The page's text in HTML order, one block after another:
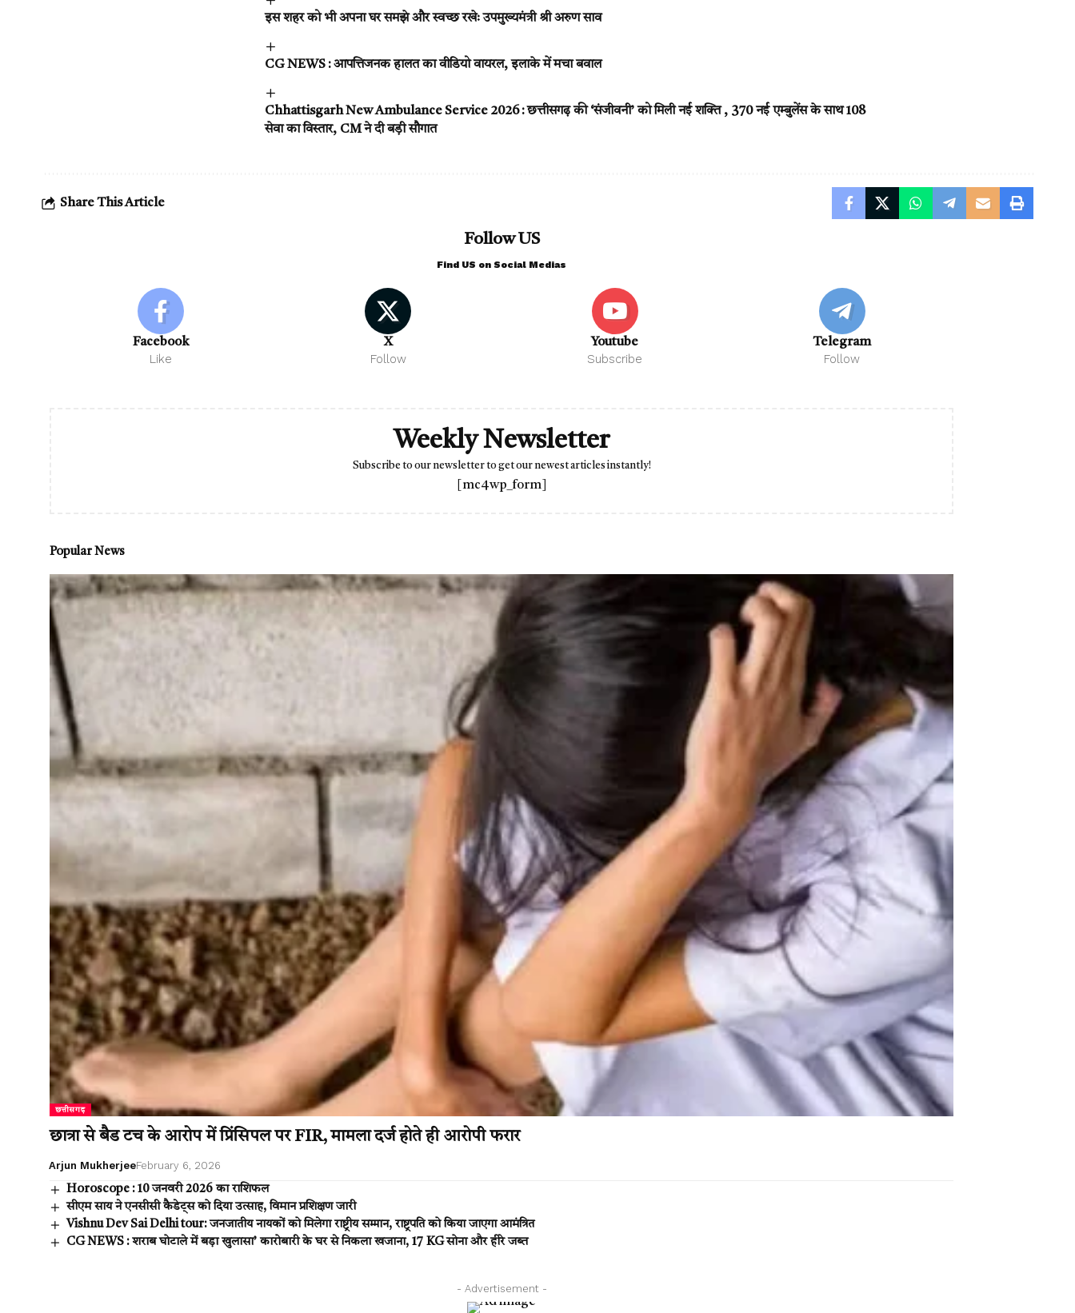
इस शहर को भी अपना घर समझे और स्वच्छ रखेः उपमुख्यमंत्री श्री अरुण साव
CG NEWS : आपत्तिजनक हालत का वीडियो वायरल, इलाके में मचा बवाल
Chhattisgarh New Ambulance Service 2026 : छत्तीसगढ़ की ‘संजीवनी’ को मिली नई शक्ति , 370 नई एम्बुलेंस के साथ 108
सेवा का विस्तार, CM ने दी बड़ी सौगात
Share This Article
Follow US
Find US on Social Medias
Facebook
Like
X
Follow
Youtube
Subscribe
Telegram
Follow
Weekly Newsletter
Subscribe to our newsletter to get our newest articles instantly!
[mc4wp_form]
Popular News
छत्तीसगढ़
छात्रा से बैड टच के आरोप में प्रिंसिपल पर FIR, मामला दर्ज होते ही आरोपी फरार
Arjun MukherjeeFebruary 6, 2026
Horoscope : 10 जनवरी 2026 का राशिफल
सीएम साय ने एनसीसी कैडेट्स को दिया उत्साह, विमान प्रशिक्षण जारी
Vishnu Dev Sai Delhi tour: जनजातीय नायकों को मिलेगा राष्ट्रीय सम्मान, राष्ट्रपति को किया जाएगा आमंत्रित
CG NEWS : शराब घोटाले में बड़ा खुलासा’ कारोबारी के घर से निकला खजाना, 17 KG सोना और हीरे जब्त
- Advertisement -